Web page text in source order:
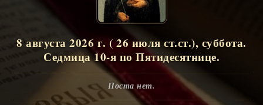
8 августа 2026 г. ( 26 июля ст.ст.), суббота.
Седмица 10-я по Пятидесятнице.
Поста нет.